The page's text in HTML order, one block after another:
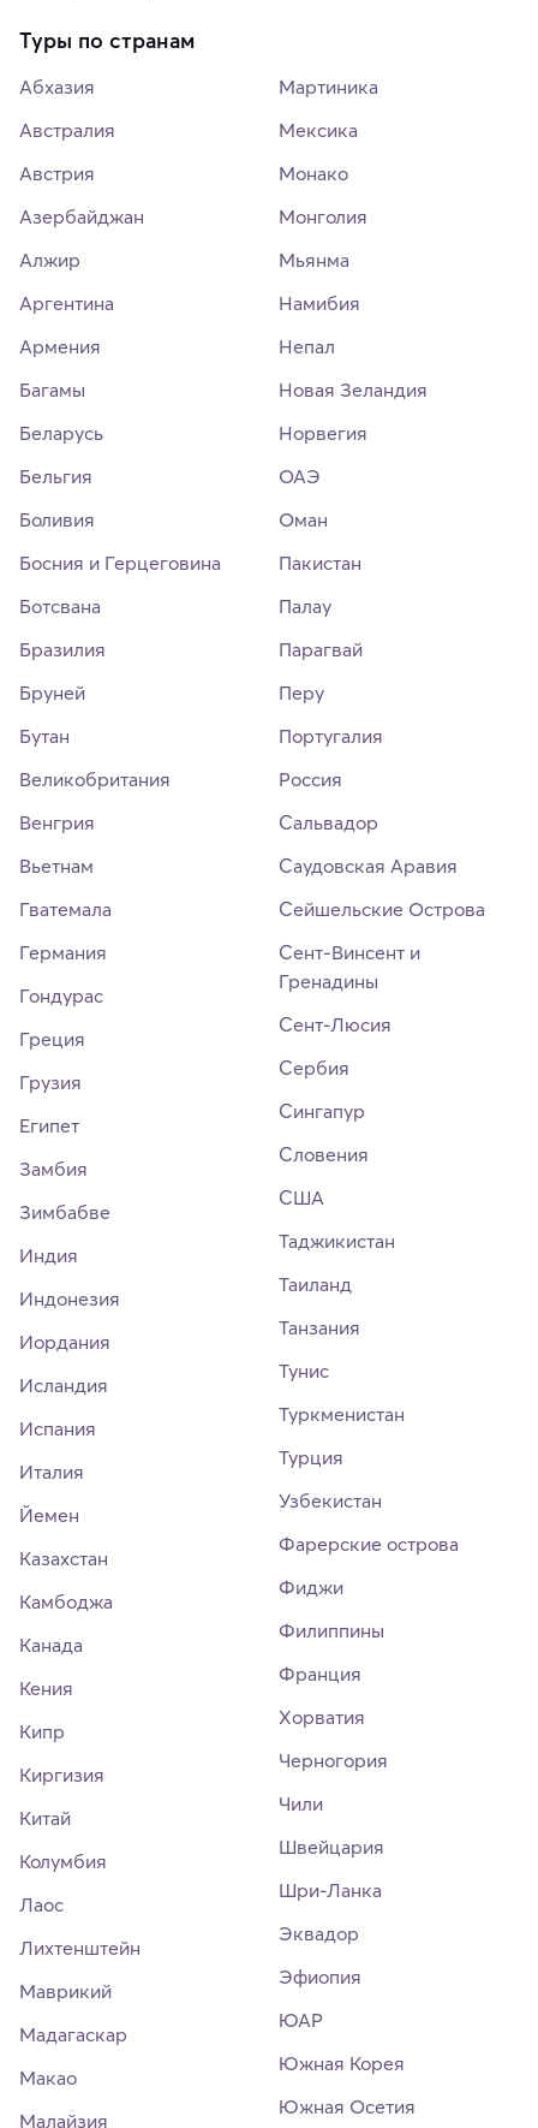
Туры по странам
Абхазия
Австралия
Австрия
Азербайджан
Алжир
Аргентина
Армения
Багамы
Беларусь
Бельгия
Боливия
Босния и Герцеговина
Ботсвана
Бразилия
Бруней
Бутан
Великобритания
Венгрия
Вьетнам
Гватемала
Германия
Гондурас
Греция
Грузия
Египет
Замбия
Зимбабве
Индия
Индонезия
Иордания
Исландия
Испания
Италия
Йемен
Казахстан
Камбоджа
Канада
Кения
Кипр
Киргизия
Китай
Колумбия
Лаос
Лихтенштейн
Маврикий
Мадагаскар
Макао
Малайзия
Мартиника
Мексика
Монако
Монголия
Мьянма
Намибия
Непал
Новая Зеландия
Норвегия
ОАЭ
Оман
Пакистан
Палау
Парагвай
Перу
Португалия
Россия
Сальвадор
Саудовская Аравия
Сейшельские Острова
Сент-Винсент и
Гренадины
Сент-Люсия
Сербия
Сингапур
Словения
США
Таджикистан
Таиланд
Танзания
Тунис
Туркменистан
Турция
Узбекистан
Фарерские острова
Фиджи
Филиппины
Франция
Хорватия
Черногория
Чили
Швейцария
Шри-Ланка
Эквадор
Эфиопия
ЮАР
Южная Корея
Южная Осетия